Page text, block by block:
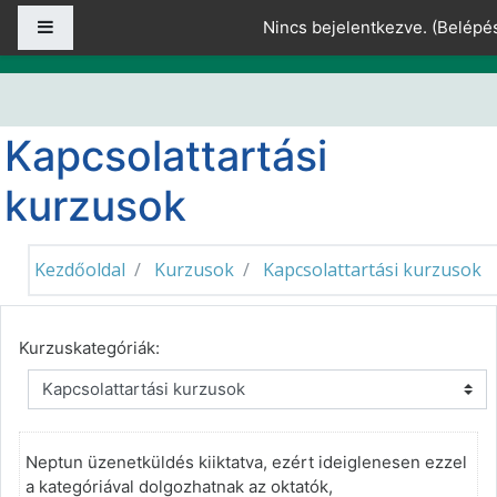
Tovább a fő tartalomhoz
Nincs bejelentkezve. (
Kapcsolattartási
kurzusok
Kezdőoldal Kurzusok Kapcsolattartási kurzusok
Kurzuskategóriák:
Neptun üzenetküldés kiiktatva, ezért ideiglenesen ezzel
a kategóriával dolgozhatnak az oktatók,